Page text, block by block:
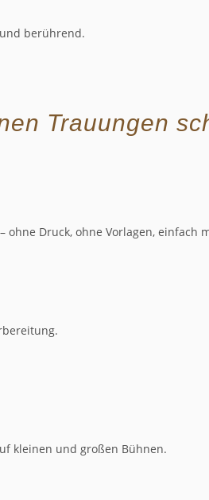
berührend.
Trauungen
Druck, ohne Vorlagen, einfach
kleinen und großen Bühnen.